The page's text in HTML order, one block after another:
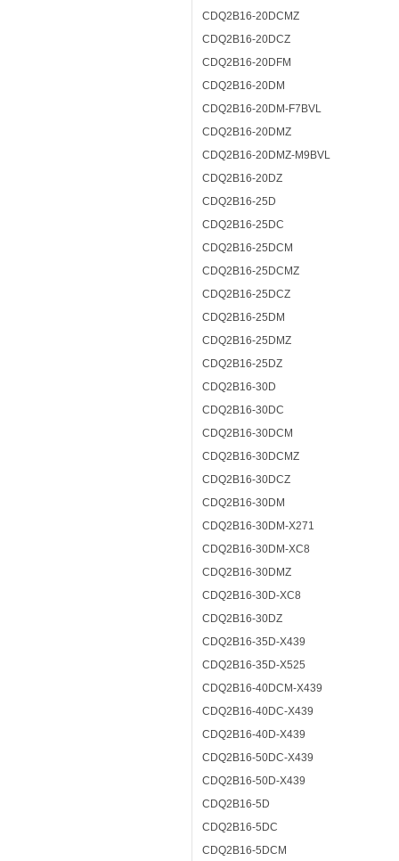
CDQ2B16-20DCMZ
CDQ2B16-20DCZ
CDQ2B16-20DFM
CDQ2B16-20DM
CDQ2B16-20DM-F7BVL
CDQ2B16-20DMZ
CDQ2B16-20DMZ-M9BVL
CDQ2B16-20DZ
CDQ2B16-25D
CDQ2B16-25DC
CDQ2B16-25DCM
CDQ2B16-25DCMZ
CDQ2B16-25DCZ
CDQ2B16-25DM
CDQ2B16-25DMZ
CDQ2B16-25DZ
CDQ2B16-30D
CDQ2B16-30DC
CDQ2B16-30DCM
CDQ2B16-30DCMZ
CDQ2B16-30DCZ
CDQ2B16-30DM
CDQ2B16-30DM-X271
CDQ2B16-30DM-XC8
CDQ2B16-30DMZ
CDQ2B16-30D-XC8
CDQ2B16-30DZ
CDQ2B16-35D-X439
CDQ2B16-35D-X525
CDQ2B16-40DCM-X439
CDQ2B16-40DC-X439
CDQ2B16-40D-X439
CDQ2B16-50DC-X439
CDQ2B16-50D-X439
CDQ2B16-5D
CDQ2B16-5DC
CDQ2B16-5DCM